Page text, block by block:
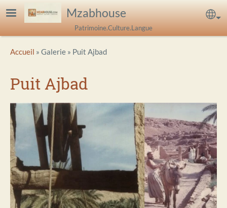
Aller au contenu principal
Mzabhouse
Patrimoine.Culture.Langue
Breadcrumb
Accueil Galerie Puit Ajbad
Puit Ajbad